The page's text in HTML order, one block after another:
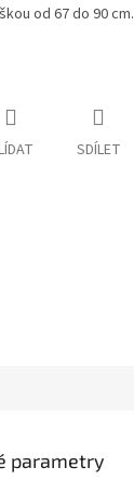
od 67 do 90 cm.
SDÍLET
parametry